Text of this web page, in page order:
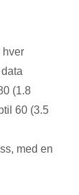
hver
(1.8
60 (3.5
med en